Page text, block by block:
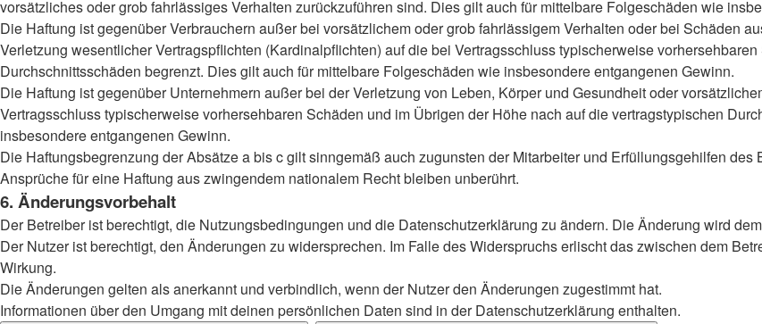
vorsätzliches oder grob fahrlässiges Verhalten zurückzuführen sind. Dies gilt auch für mittelbare Folgeschäden wie
Die Haftung ist gegenüber Verbrauchern außer bei vorsätzlichem oder grob fahrlässigem Verhalten oder bei Schäden
Verletzung wesentlicher Vertragspflichten (Kardinalpflichten) auf die bei Vertragsschluss typischerweise
Durchschnittsschäden begrenzt. Dies gilt auch für mittelbare Folgeschäden wie insbesondere entgangenen Gewinn.
Die Haftung ist gegenüber Unternehmern außer bei der Verletzung von Leben, Körper und Gesundheit oder
Vertragsschluss typischerweise vorhersehbaren Schäden und im Übrigen der Höhe nach auf die vertragstypischen
insbesondere entgangenen Gewinn.
Die Haftungsbegrenzung der Absätze a bis c gilt sinngemäß auch zugunsten der Mitarbeiter und Erfüllungsgehilfen des
Ansprüche für eine Haftung aus zwingendem nationalem Recht bleiben unberührt.
6. Änderungsvorbehalt
Der Betreiber ist berechtigt, die Nutzungsbedingungen und die Datenschutzerklärung zu ändern. Die Änderung wird
Der Nutzer ist berechtigt, den Änderungen zu widersprechen. Im Falle des Widerspruchs erlischt das zwischen dem
Wirkung.
Die Änderungen gelten als anerkannt und verbindlich, wenn der Nutzer den Änderungen zugestimmt hat.
Informationen über den Umgang mit deinen persönlichen Daten sind in der Datenschutzerklärung enthalten.